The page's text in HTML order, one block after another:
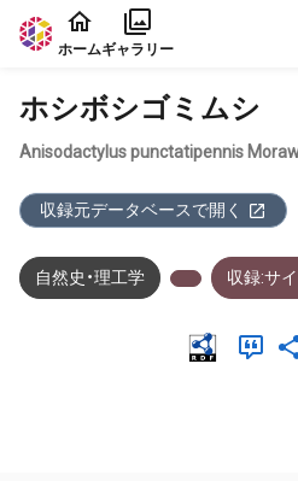
本文に飛ぶ
ホームギャラリー
ホシボシゴミムシ
Anisodactylus punctatipennis
収録元データベースで開く
自然史・理工学 収録:サ